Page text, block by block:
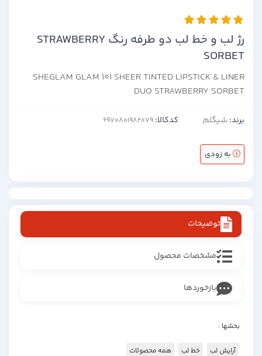
رژ لب و خط لب دو طرفه رنگ STRAWBERRY
SORBET
SHEGLAM GLAM 101 SHEER TINTED LIPSTICK & LINER
DUO STRAWBERRY SORBET
برند: شیگلم کدکالا:
به زودی
توضیحات
مشخصات محصول
بازخوردها
بخشها :
آرایش لب خط لب همه محصولات